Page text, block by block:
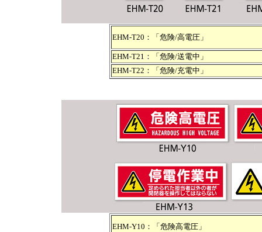
EHM-T20：「危険/高電圧」
EHM-T21：「危険/送電中」
EHM-T22：「危険/充電中」
EHM-Y10：「危険高電圧」